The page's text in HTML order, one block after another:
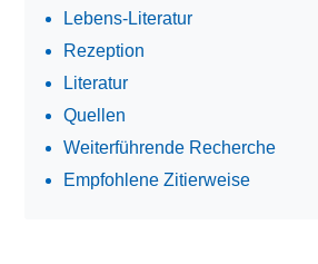
Lebens-Literatur
Rezeption
Literatur
Quellen
Weiterführende Recherche
Empfohlene Zitierweise